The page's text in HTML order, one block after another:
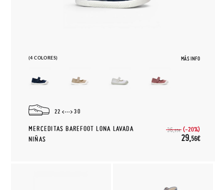
(4 COLORES) MÁS INFO
22 30
MERCEDITAS BAREFOOT LONA LAVADA
NIÑAS
36,95€ (-20%)
29,56€